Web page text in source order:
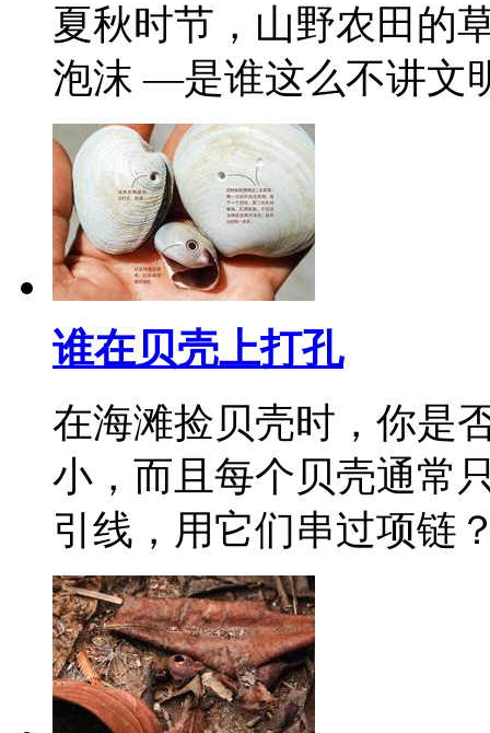
夏秋时节，山野农田的
泡沫 —是谁这么不讲文
谁在贝壳上打孔
在海滩捡贝壳时，你是
小，而且每个贝壳通常
引线，用它们串过项链